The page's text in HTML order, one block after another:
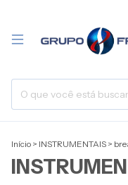
Início > INSTRUMENTAIS >